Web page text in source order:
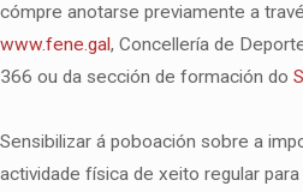
cómpre anotarse previamente a
www.fene.gal, Concellería de
366 ou da sección de formación do
Sensibilizar á poboación sobre a
actividade física de xeito regular